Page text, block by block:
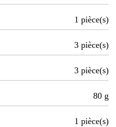
1 pièce(s)
3 pièce(s)
3 pièce(s)
80 g
1 pièce(s)